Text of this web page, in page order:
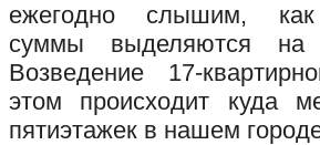
ежегодно слышим, как
суммы выделяются на
Возведение 17-
этом происходит куда
пятиэтажек в нашем